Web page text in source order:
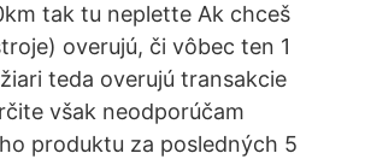
tak tu neplette Ak chceš
overujú, či vôbec ten 1
teda overujú transakcie
však neodporúčam
produktu za posledných 5